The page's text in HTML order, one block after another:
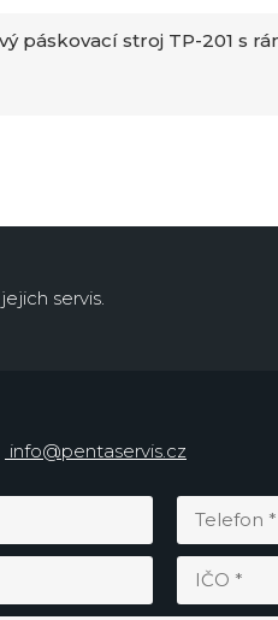
páskovací stroj TP-201 s
servis.
info@pentaservis.cz